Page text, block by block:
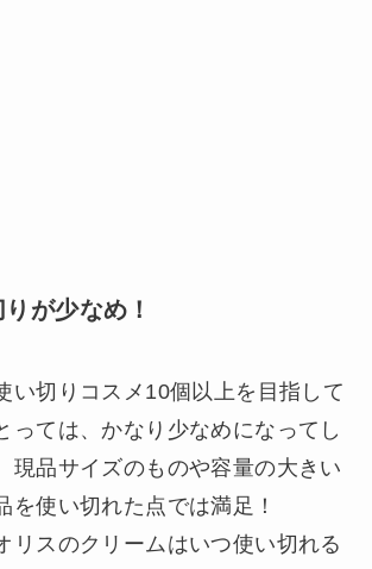
が少なめ！
い切りコスメ10個以上を目指して
っては、かなり少なめになってし
現品サイズのものや容量の大きい
を使い切れた点では満足！
リスのクリームはいつ使い切れる